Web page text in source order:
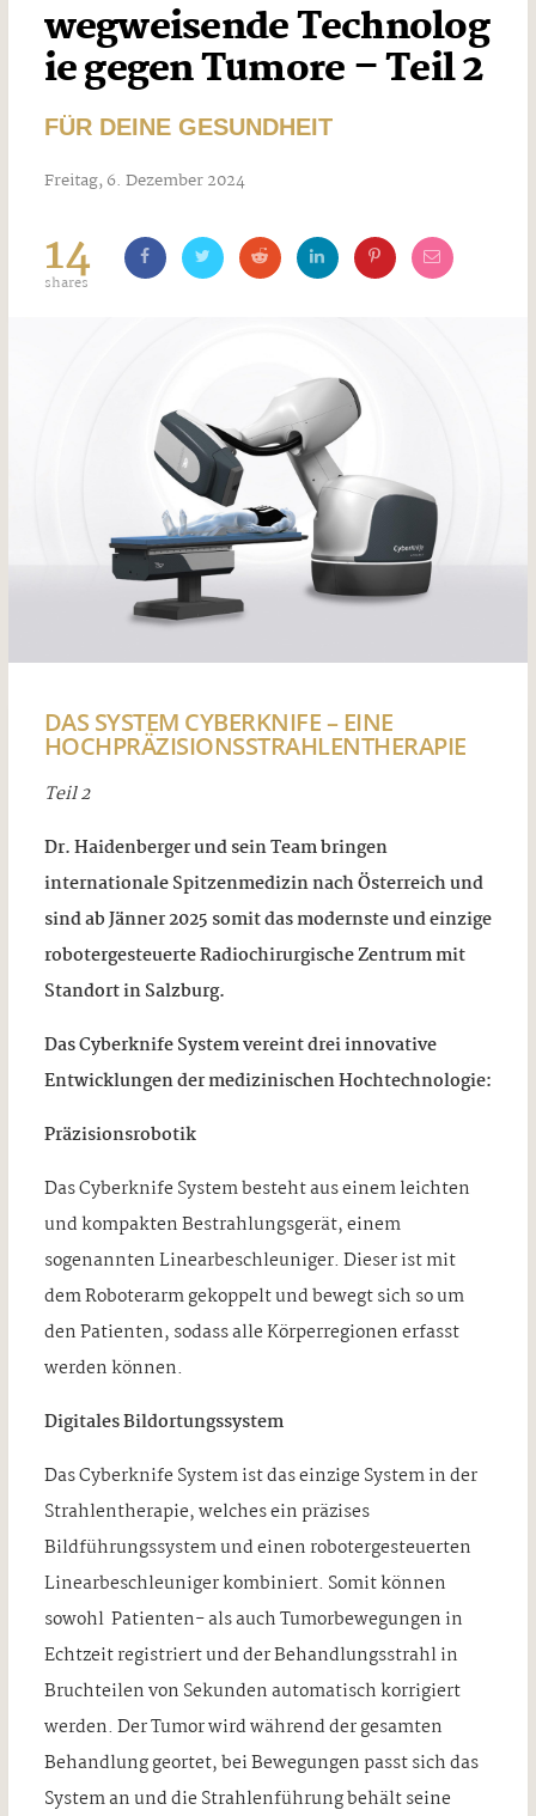
wegweisende Technolog
ie gegen Tumore – Teil 2
FÜR DEINE GESUNDHEIT
Freitag, 6. Dezember 2024
14
shares
DAS SYSTEM CYBERKNIFE – EINE
HOCHPRÄZISIONSSTRAHLENTHERAPIE
Teil 2
Dr. Haidenberger und sein Team bringen
internationale Spitzenmedizin nach Österreich und
sind ab Jänner 2025 somit das modernste und einzige
robotergesteuerte Radiochirurgische Zentrum mit
Standort in Salzburg.
Das Cyberknife System vereint drei innovative
Entwicklungen der medizinischen Hochtechnologie:
Präzisionsrobotik
Das Cyberknife System besteht aus einem leichten
und kompakten Bestrahlungsgerät, einem
sogenannten Linearbeschleuniger. Dieser ist mit
dem Roboterarm gekoppelt und bewegt sich so um
den Patienten, sodass alle Körperregionen erfasst
werden können.
Digitales Bildortungssystem
Das Cyberknife System ist das einzige System in der
Strahlentherapie, welches ein präzises
Bildführungssystem und einen robotergesteuerten
Linearbeschleuniger kombiniert. Somit können
sowohl Patienten- als auch Tumorbewegungen in
Echtzeit registriert und der Behandlungsstrahl in
Bruchteilen von Sekunden automatisch korrigiert
werden. Der Tumor wird während der gesamten
Behandlung geortet, bei Bewegungen passt sich das
System an und die Strahlenführung behält seine